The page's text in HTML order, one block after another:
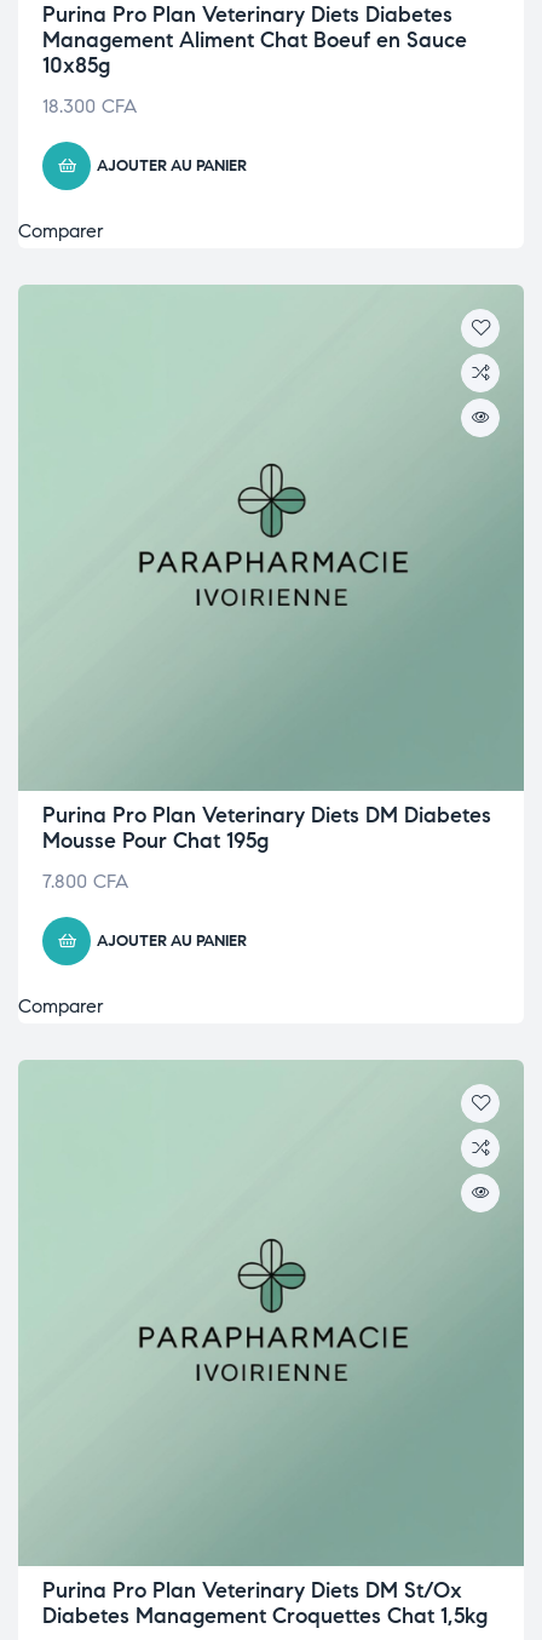
Purina Pro Plan Veterinary Diets Diabetes
Management Aliment Chat Boeuf en Sauce
10x85g
18.300 CFA
AJOUTER AU PANIER
Comparer
Purina Pro Plan Veterinary Diets DM Diabetes
Mousse Pour Chat 195g
7.800 CFA
AJOUTER AU PANIER
Comparer
Purina Pro Plan Veterinary Diets DM St/Ox
Diabetes Management Croquettes Chat 1,5kg